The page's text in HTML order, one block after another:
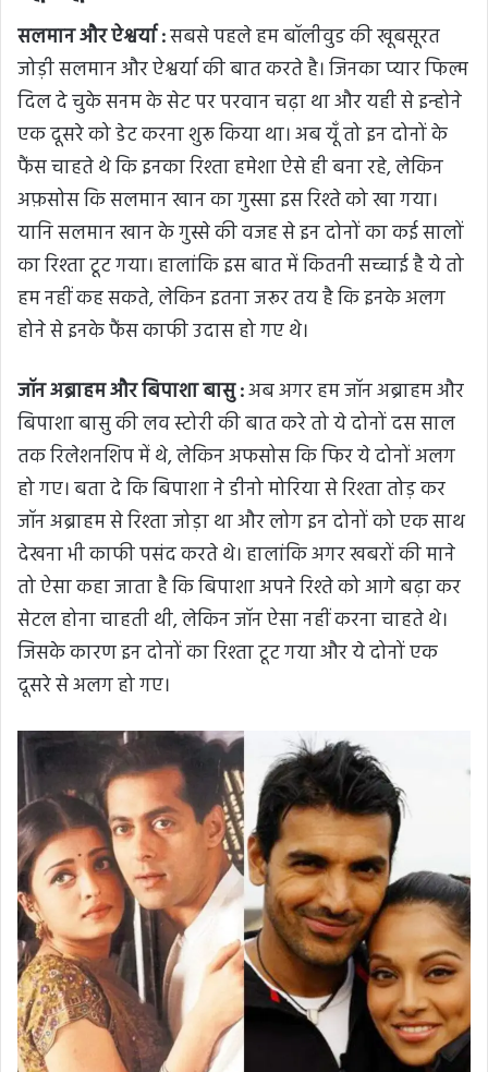
सलमान और ऐश्वर्या :सबसे पहले हम बॉलीवुड की खूबसूरत
जोड़ी सलमान और ऐश्वर्या की बात करते है। जिनका प्यार फिल्म
दिल दे चुके सनम के सेट पर परवान चढ़ा था और यही से इन्होने
एक दूसरे को डेट करना शुरू किया था। अब यूँ तो इन दोनों के
फैंस चाहते थे कि इनका रिश्ता हमेशा ऐसे ही बना रहे, लेकिन
अफ़सोस कि सलमान खान का गुस्सा इस रिश्ते को खा गया।
यानि सलमान खान के गुस्से की वजह से इन दोनों का कई सालों
का रिश्ता टूट गया। हालांकि इस बात में कितनी सच्चाई है ये तो
हम नहीं कह सकते, लेकिन इतना जरूर तय है कि इनके अलग
होने से इनके फैंस काफी उदास हो गए थे।
जॉन अब्राहम और बिपाशा बासु :अब अगर हम जॉन अब्राहम और
बिपाशा बासु की लव स्टोरी की बात करे तो ये दोनों दस साल
तक रिलेशनशिप में थे, लेकिन अफसोस कि फिर ये दोनों अलग
हो गए। बता दे कि बिपाशा ने डीनो मोरिया से रिश्ता तोड़ कर
जॉन अब्राहम से रिश्ता जोड़ा था और लोग इन दोनों को एक साथ
देखना भी काफी पसंद करते थे। हालांकि अगर खबरों की माने
तो ऐसा कहा जाता है कि बिपाशा अपने रिश्ते को आगे बढ़ा कर
सेटल होना चाहती थी, लेकिन जॉन ऐसा नहीं करना चाहते थे।
जिसके कारण इन दोनों का रिश्ता टूट गया और ये दोनों एक
दूसरे से अलग हो गए।